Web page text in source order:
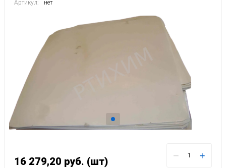
Артикул: нет
16 279,20 руб. (шт) − +